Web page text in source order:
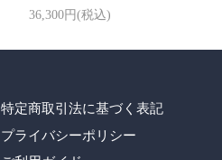
36,300円(税込)
特定商取引法に基づく表記
プライバシーポリシー